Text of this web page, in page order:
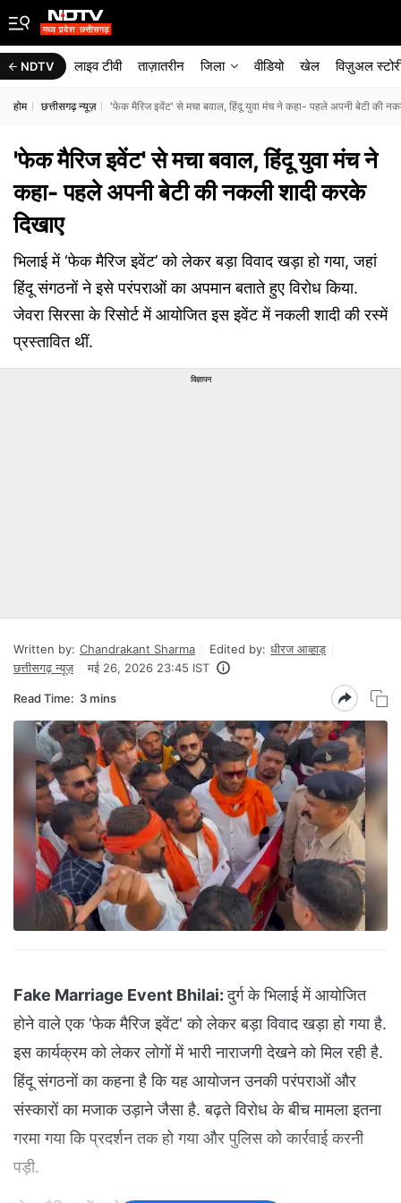
NDTV लाइव टीवी ताज़ातरीन जिला वीडियो खेल विज़ुअल
होम छत्तीसगढ़ न्यूज़ 'फेक मैरिज इवेंट' से मचा बवाल, हिंदू युवा मंच ने कहा- पहले अपनी बेटी की
'फेक मैरिज इवेंट' से मचा बवाल, हिंदू युवा मंच ने
कहा- पहले अपनी बेटी की नकली शादी करके
दिखाए
भिलाई में ‘फेक मैरिज इवेंट’ को लेकर बड़ा विवाद खड़ा हो गया, जहां
हिंदू संगठनों ने इसे परंपराओं का अपमान बताते हुए विरोध किया.
जेवरा सिरसा के रिसोर्ट में आयोजित इस इवेंट में नकली शादी की रस्में
प्रस्तावित थीं.
विज्ञापन
Written by: Chandrakant Sharma Edited by: धीरज आव्हाड़
छत्तीसगढ़ न्यूज़
मई 26, 2026 23:45 IST
Read Time: 3 mins
Fake Marriage Event Bhilai:दुर्ग के भिलाई में आयोजित
होने वाले एक ‘फेक मैरिज इवेंट' को लेकर बड़ा विवाद खड़ा हो गया है.
इस कार्यक्रम को लेकर लोगों में भारी नाराजगी देखने को मिल रही है.
हिंदू संगठनों का कहना है कि यह आयोजन उनकी परंपराओं और
संस्कारों का मजाक उड़ाने जैसा है. बढ़ते विरोध के बीच मामला इतना
गरमा गया कि प्रदर्शन तक हो गया और पुलिस को कार्रवाई करनी
पड़ी.